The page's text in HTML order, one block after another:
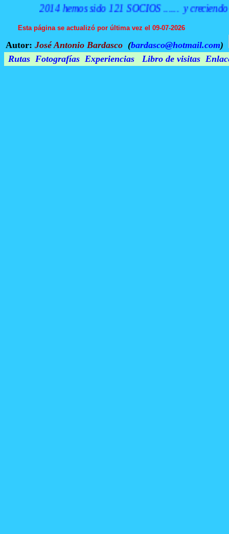
2014 hemos sido 121 SOCIOS ...... y creciendo
Esta página se actualizó por última vez el 09-07-2026
Autor: José Antonio Bardasco (bardasco@hotmail.com)
Rutas Fotografías Experiencias Libro de visitas